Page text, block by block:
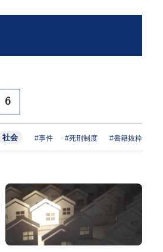
6
社会 #事件 #死刑制度 #書籍抜粋